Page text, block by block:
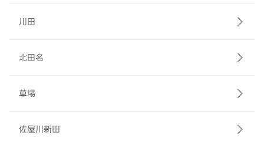
川田
北田名
草場
佐屋川新田